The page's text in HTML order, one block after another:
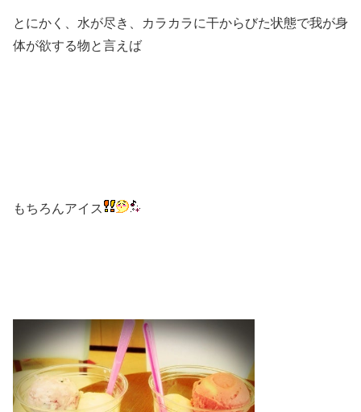
とにかく、水が尽き、カラカラに干からびた状態で我が身
体が欲する物と言えば
もちろんアイス